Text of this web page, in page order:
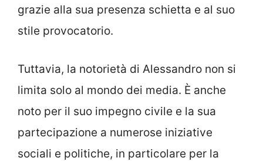
grazie alla sua presenza schietta e al suo
stile provocatorio.
Tuttavia, la notorietà di Alessandro non si
limita solo al mondo dei media. È anche
noto per il suo impegno civile e la sua
partecipazione a numerose iniziative
sociali e politiche, in particolare per la